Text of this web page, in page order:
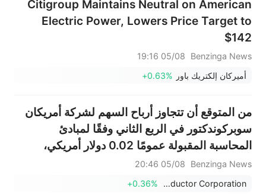
Citigroup Maintains Neutral on American
Electric Power, Lowers Price Target to
$142
Benzinga News
05/08 19:16
أميركان إلكتريك باور +0.63%
من المتوقع أن تتجاوز أرباح السهم لشركة أمريكان
سوبركوندكتور في الربع الثاني وفقًا لمبادئ
المحاسبة المقبولة عمومًا 0.02 دولار أمريكي،
مقابل 0.12 دولار أمريكي تقديريًا.
Benzinga News
05/08 20:46
American Superconductor Corporation
+0.36%